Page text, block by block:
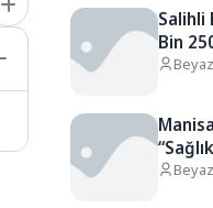
Salihli
Bin